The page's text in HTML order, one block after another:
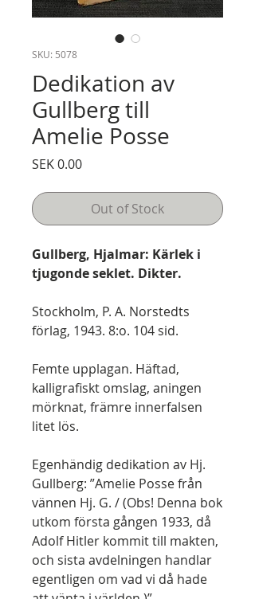
SKU: 5078
Dedikation av
Gullberg till
Amelie Posse
SEK 0.00Price
Out of Stock
Gullberg, Hjalmar: Kärlek i
tjugonde seklet. Dikter.
Stockholm, P. A. Norstedts
förlag, 1943. 8:o. 104 sid.
Femte upplagan. Häftad,
kalligrafiskt omslag, aningen
mörknat, främre innerfalsen
litet lös.
Egenhändig dedikation av Hj.
Gullberg: ”Amelie Posse från
vännen Hj. G. / (Obs! Denna bok
utkom första gången 1933, då
Adolf Hitler kommit till makten,
och sista avdelningen handlar
egentligen om vad vi då hade